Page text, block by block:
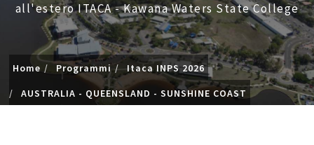
all'estero ITACA - Kawana Waters State College
Home Programmi
Itaca INPS 2026
AUSTRALIA - QUEENSLAND - SUNSHINE COAST